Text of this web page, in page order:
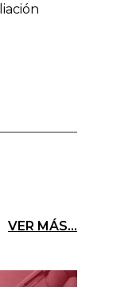
VER MÁS...